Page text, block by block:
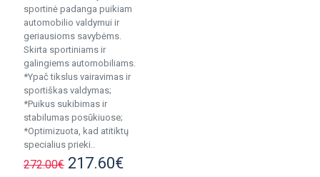
sportinė padanga puikiam
automobilio valdymui ir
geriausioms savybėms.
Skirta sportiniams ir
galingiems automobiliams.
*Ypač tikslus vairavimas ir
sportiškas valdymas;
*Puikus sukibimas ir
stabilumas posūkiuose;
*Optimizuota, kad atitiktų
specialius prieki..
272.00€ 217.60€